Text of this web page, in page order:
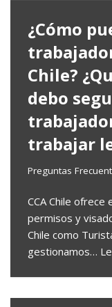
¿Cómo
Chile?
debo
trabajar
Preguntas
CCA Chile ofrece
permisos y
Chile como
gestionamos…